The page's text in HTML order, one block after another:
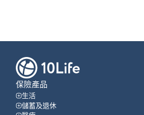
保險產品
生活
儲蓄及退休